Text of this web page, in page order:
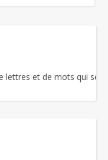
lettres et de mots qui se